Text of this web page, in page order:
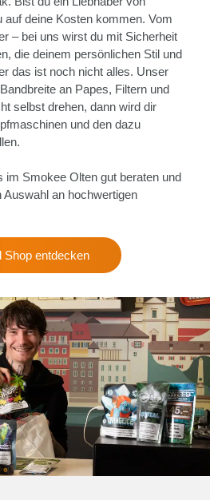
auf deine Kosten kommen. Vom
– bei uns wirst du mit Sicherheit
die deinem persönlichen Stil und
das ist noch nicht alles. Unser
an Papes, Filtern und
selbst drehen, dann wird dir
und den dazu
im Smokee Olten gut beraten und
an hochwertigen
Shop entdecken